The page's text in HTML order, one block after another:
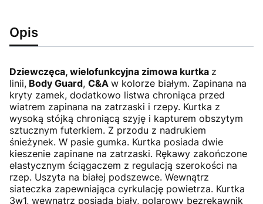
Opis
Dziewczęca, wielofunkcyjna zimowa kurtka z
linii, Body Guard, C&A w kolorze białym. Zapinana na
kryty zamek, dodatkowo listwa chroniąca przed
wiatrem zapinana na zatrzaski i rzepy. Kurtka z
wysoką stójką chroniącą szyję i kapturem obszytym
sztucznym futerkiem. Z przodu z nadrukiem
śnieżynek. W pasie gumka. Kurtka posiada dwie
kieszenie zapinane na zatrzaski. Rękawy zakończone
elastycznym ściągaczem z regulacją szerokości na
rzep. Uszyta na białej podszewce. Wewnątrz
siateczka zapewniająca cyrkulację powietrza. Kurtka
3w1, wewnątrz posiada biały, polarowy bezrękawnik